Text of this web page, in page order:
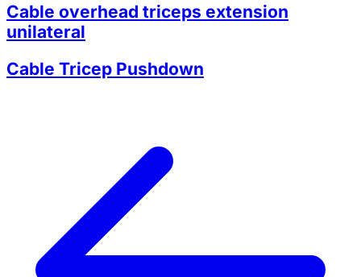
Cable overhead triceps extension
unilateral
Cable Tricep Pushdown